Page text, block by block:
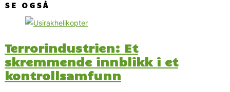
SE OGSÅ
Terrorindustrien: Et
skremmende innblikk i et
kontroll­samfunn